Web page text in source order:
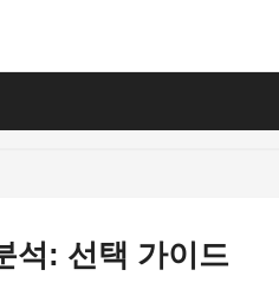
석: 선택 가이드